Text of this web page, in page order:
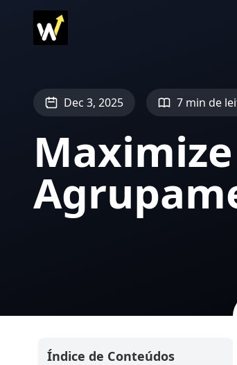
Dec 3, 2025 7 min de
Índice de Conteúdos